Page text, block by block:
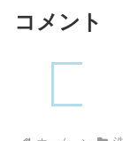
コメント